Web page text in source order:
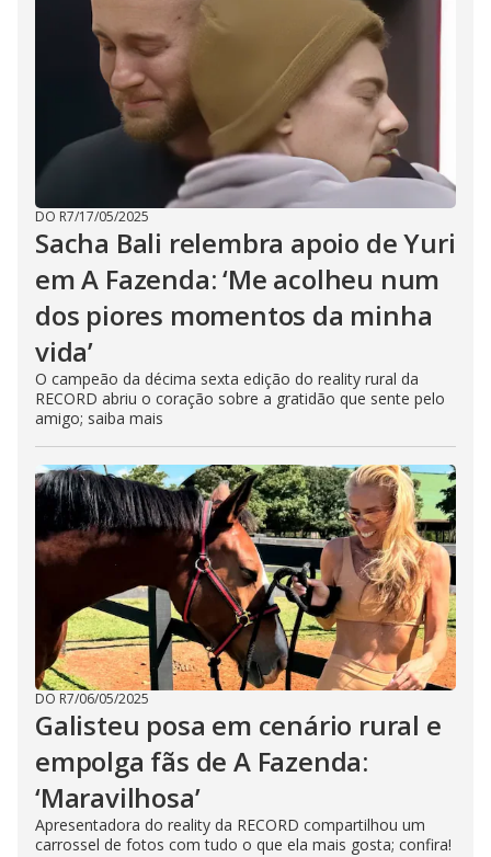
DO R7/17/05/2025
Sacha Bali relembra apoio de Yuri
em A Fazenda: ‘Me acolheu num
dos piores momentos da minha
vida’
O campeão da décima sexta edição do reality rural da
RECORD abriu o coração sobre a gratidão que sente pelo
amigo; saiba mais
DO R7/06/05/2025
Galisteu posa em cenário rural e
empolga fãs de A Fazenda:
‘Maravilhosa’
Apresentadora do reality da RECORD compartilhou um
carrossel de fotos com tudo o que ela mais gosta; confira!